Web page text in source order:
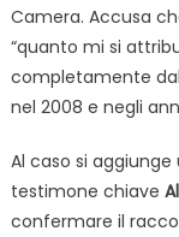
Camera. Accusa
“quanto mi si
completamente
nel 2008 e negli
Al caso si
testimone chiave
confermare il